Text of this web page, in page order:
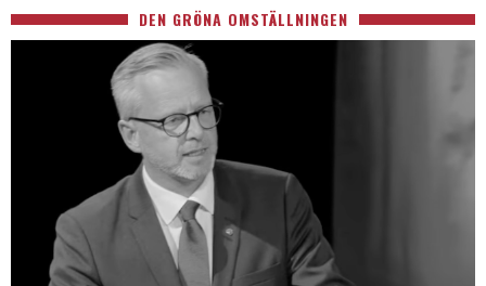
DEN GRÖNA OMSTÄLLNINGEN